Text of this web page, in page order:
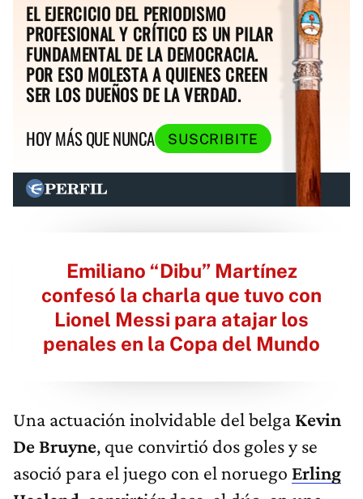
EL EJERCICIO DEL PERIODISMO
PROFESIONAL Y CRÍTICO ES UN PILAR
FUNDAMENTAL DE LA DEMOCRACIA.
POR ESO MOLESTA A QUIENES CREEN
SER LOS DUEÑOS DE LA VERDAD.
HOY MÁS QUE NUNCA
SUSCRIBITE
Emiliano “Dibu” Martínez
confesó la charla que tuvo con
Lionel Messi para atajar los
penales en la Copa del Mundo
Una actuación inolvidable del belga Kevin
De Bruyne, que convirtió dos goles y se
asoció para el juego con el noruego Erling